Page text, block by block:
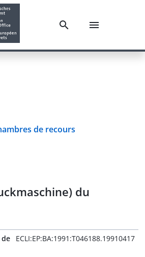
de recours
du
ECLI:EP:BA:1991:T046188.19910417